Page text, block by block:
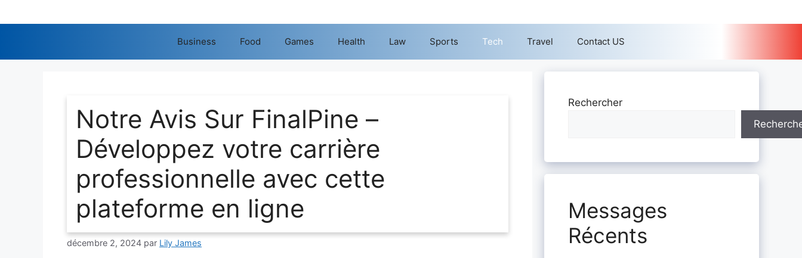
au
Business Food Games Health Law Sports Tech Travel Contact US
Notre Avis Sur FinalPine –
Développez votre carrière
professionnelle avec cette
plateforme en ligne
décembre 2, 2024 par Lily James
Rechercher
Messages
Récents